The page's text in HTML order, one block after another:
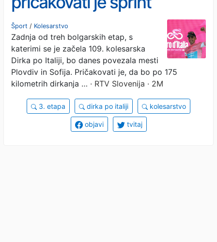
glavnine
Šport / Kolesarstvo
Zadnja od treh bolgarskih etap, s
katerimi se je začela 109. kolesarska
Dirka po Italiji, bo danes povezala mesti
Plovdiv in Sofija. Pričakovati je, da bo po 175
kilometrih dirkanja … · RTV Slovenija · 2M
3. etapa dirka po italiji kolesarstvo
objavi tvitaj